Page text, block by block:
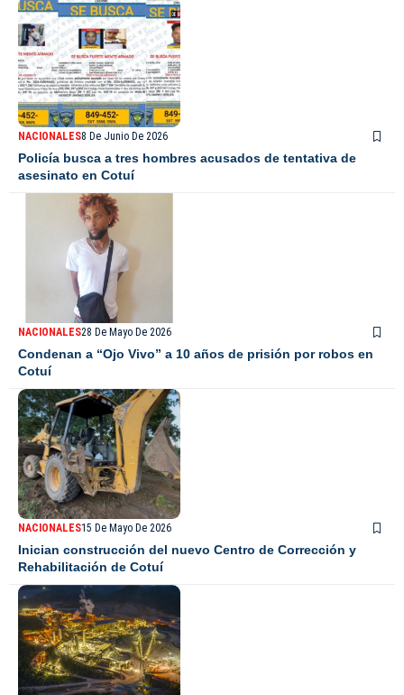
NACIONALES8 De Junio De 2026
Policía busca a tres hombres acusados de tentativa de
asesinato en Cotuí
NACIONALES28 De Mayo De 2026
Condenan a “Ojo Vivo” a 10 años de prisión por robos en
Cotuí
NACIONALES15 De Mayo De 2026
Inician construcción del nuevo Centro de Corrección y
Rehabilitación de Cotuí